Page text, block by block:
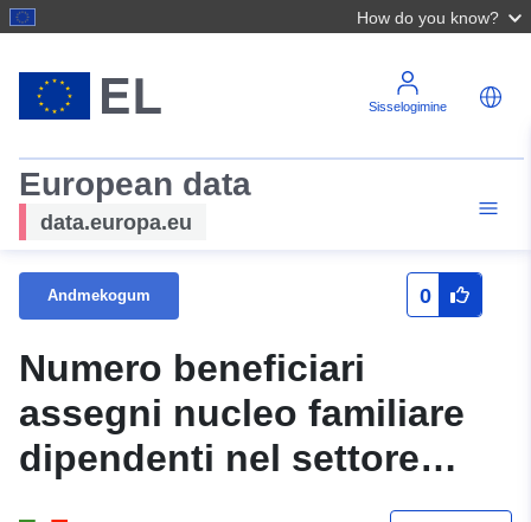
How do you know?
Sisselogimine
European data
data.europa.eu
Andmekogum 0
Numero beneficiari
assegni nucleo familiare
dipendenti nel settore